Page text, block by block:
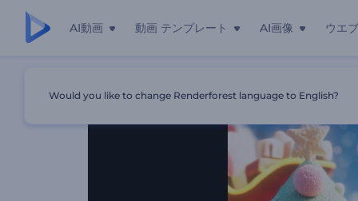
AI動画 動画 テンプレート AI画像 ウエ
Would you like to change Renderforest language to English?